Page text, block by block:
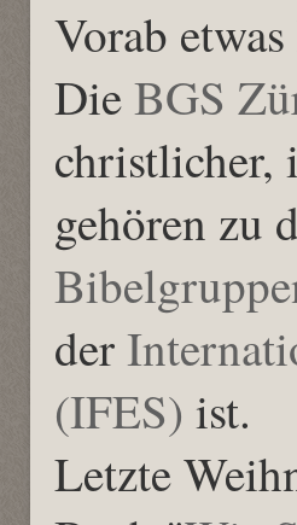
Vorab
DieBGS
christlicher,
gehören zu
der
(IFES) ist.
Letzte